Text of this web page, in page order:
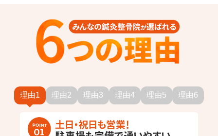
理由1 理由2 理由3 理由4 理由5 理由6